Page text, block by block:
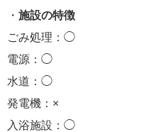
・ 施設の特徴
ごみ処理：◯
電源：◯
水道：◯
発電機：×
入浴施設：◯